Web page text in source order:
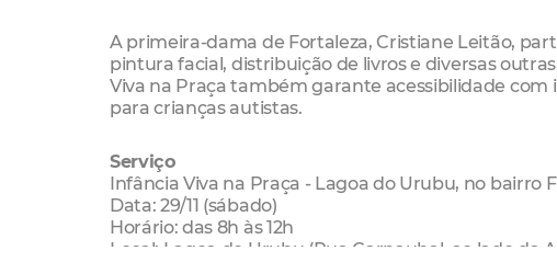
A primeira-dama de Fortaleza, Cristiane Leitão,
pintura facial, distribuição de livros e diversas
Viva na Praça também garante acessibilidade
para crianças autistas.
Serviço
Infância Viva na Praça - Lagoa do Urubu, no bairro
Data: 29/11 (sábado)
Horário: das 8h às 12h
Local: Lagoa do Urubu (Rua Carnaubal, ao lado da